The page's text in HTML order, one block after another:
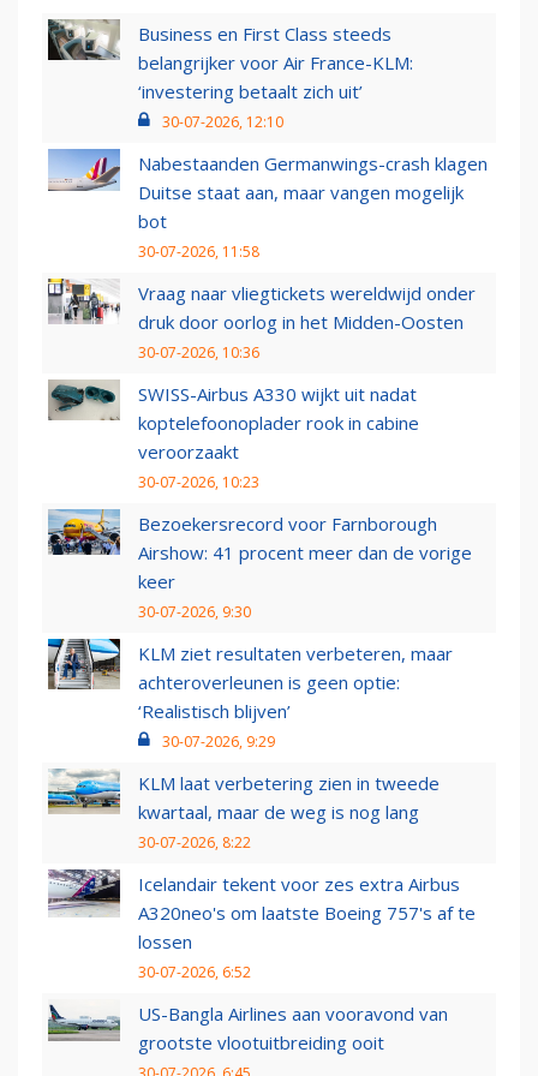
Business en First Class steeds
belangrijker voor Air France-KLM:
‘investering betaalt zich uit’
30-07-2026, 12:10
Nabestaanden Germanwings-crash klagen
Duitse staat aan, maar vangen mogelijk
bot
30-07-2026, 11:58
Vraag naar vliegtickets wereldwijd onder
druk door oorlog in het Midden-Oosten
30-07-2026, 10:36
SWISS-Airbus A330 wijkt uit nadat
koptelefoonoplader rook in cabine
veroorzaakt
30-07-2026, 10:23
Bezoekersrecord voor Farnborough
Airshow: 41 procent meer dan de vorige
keer
30-07-2026, 9:30
KLM ziet resultaten verbeteren, maar
achteroverleunen is geen optie:
‘Realistisch blijven’
30-07-2026, 9:29
KLM laat verbetering zien in tweede
kwartaal, maar de weg is nog lang
30-07-2026, 8:22
Icelandair tekent voor zes extra Airbus
A320neo's om laatste Boeing 757's af te
lossen
30-07-2026, 6:52
US-Bangla Airlines aan vooravond van
grootste vlootuitbreiding ooit